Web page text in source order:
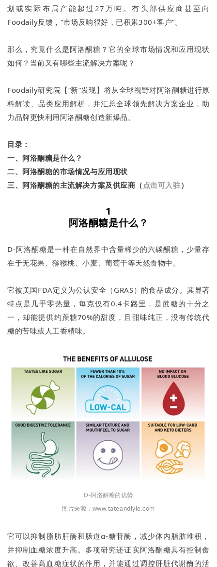
划或实际布局产能超过27万吨。有头部供应商甚至向
Foodaily反馈，“市场反响很好，已积累300+客户”。
那么，究竟什么是阿洛酮糖？它的全球市场情况和应用现状
如何？当前又有哪些主流解决方案呢？
Foodaily研究院【“新”发现】将从全球视野对阿洛酮糖进行原
料解读、品类应用解析，并汇总全球领先解决方案企业，助
力品牌更快利用阿洛酮糖创造新爆品。
目录：
一、阿洛酮糖是什么？
二、阿洛酮糖的市场情况与应用现状
三、阿洛酮糖的主流解决方案及供应商（ 点击可入驻）
1
阿洛酮糖是什么？
D-阿洛酮糖是一种在自然界中含量稀少的六碳酮糖，少量存
在于无花果、猕猴桃、小麦、葡萄干等天然食物中。
它被美国FDA定义为公认安全（GRAS）的食品成分。其显著
特点是几乎零热量，每克仅有0.4卡路里，是蔗糖的十分之
一，却能提供约蔗糖70%的甜度，且甜味纯正，没有传统代
糖的苦味或人工香精味。
D-阿洛酮糖的优势
图片来源：www.tateandlyle.com
它可以抑制脂肪肝酶和肠道α-糖苷酶，减少体内脂肪堆积，
并抑制血糖浓度升高。多项研究还证实阿洛酮糖具有控制食
欲、改善高血糖症状的作用，并能通过调控肝脏代谢酶的活